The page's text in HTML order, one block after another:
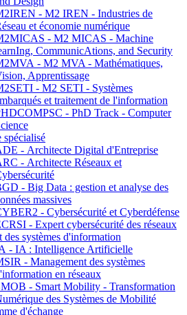
- M2 IREN - Industries de
et économie numérique
- M2 MICAS - Machine
CommunicAtions, and Security
- M2 MVA - Mathématiques,
Apprentissage
- M2 SETI - Systèmes
et traitement de l'information
- PhD Track - Computer
spécialisé
- Architecte Digital d'Entreprise
- Architecte Réseaux et
- Big Data : gestion et analyse des
massives
- Cybersécurité et Cyberdéfense
- Expert cybersécurité des réseaux
des systèmes d'information
- IA : Intelligence Artificielle
- Management des systèmes
en réseaux
- Smart Mobility - Transformation
des Systèmes de Mobilité
d'échange